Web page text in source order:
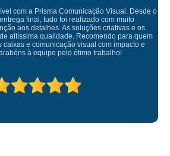
antes do prazo e a instalação da lona
indico de olhos fechados